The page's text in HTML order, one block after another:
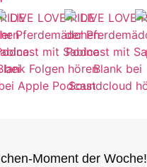
Moment der Woche!